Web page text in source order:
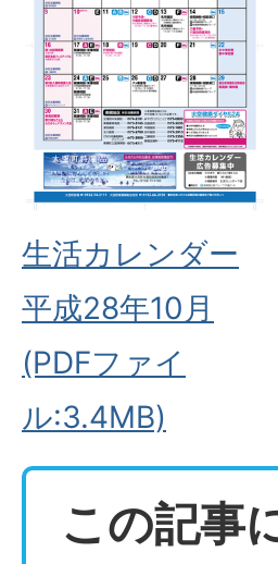
生活カレンダー
平成28年10月
(PDFファイ
ル:3.4MB)
この記事